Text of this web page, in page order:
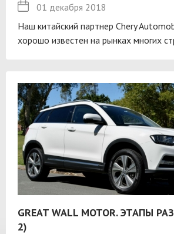
01 декабря 2018
Наш китайский партнер Chery
хорошо известен на рынках многих
GREAT WALL MOTOR. ЭТАПЫ
2)